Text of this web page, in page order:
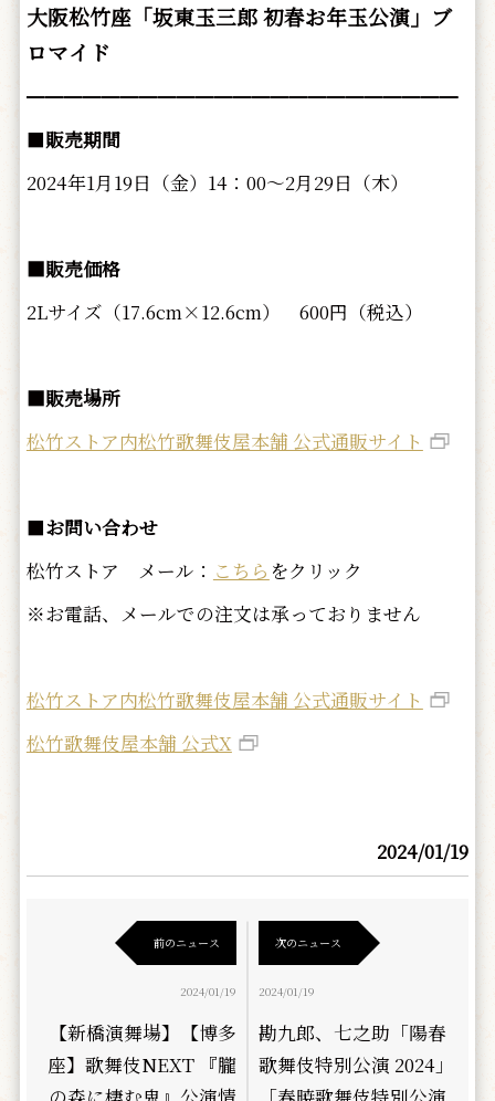
大阪松竹座「坂東玉三郎 初春お年玉公演」ブ
ロマイド
━━━━━━━━━━━━━━━━━━━━━━━
■販売期間
2024年1月19日（金）14：00～2月29日（木）
■販売価格
2Lサイズ（17.6cm×12.6cm） 600円（税込）
■販売場所
松竹ストア内松竹歌舞伎屋本舗 公式通販サイト
■お問い合わせ
松竹ストア メール： こちら をクリック
※お電話、メールでの注文は承っておりません
松竹ストア内松竹歌舞伎屋本舗 公式通販サイト
松竹歌舞伎屋本舗 公式X
2024/01/19
前のニュース
2024/01/19
【新橋演舞場】【博多
座】歌舞伎NEXT 『朧
次のニュース
2024/01/19
勘九郎、七之助「陽春
歌舞伎特別公演 2024」